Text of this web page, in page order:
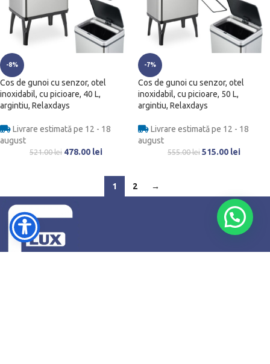
-8%
Cos de gunoi cu senzor, otel
inoxidabil, cu picioare, 40 L,
argintiu, Relaxdays
Livrare estimată pe 12 - 18
august
521.00lei 478.00 lei
-7%
Cos de gunoi cu senzor, otel
inoxidabil, cu picioare, 50 L,
argintiu, Relaxdays
Livrare estimată pe 12 - 18
august
555.00lei 515.00 lei
1 2 →